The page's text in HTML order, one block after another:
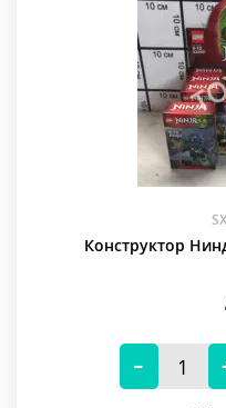
Конструктор